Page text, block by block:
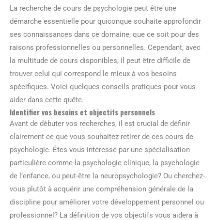
La recherche de cours de psychologie peut être une
démarche essentielle pour quiconque souhaite approfondir
ses connaissances dans ce domaine, que ce soit pour des
raisons professionnelles ou personnelles. Cependant, avec
la multitude de cours disponibles, il peut être difficile de
trouver celui qui correspond le mieux à vos besoins
spécifiques. Voici quelques conseils pratiques pour vous
aider dans cette quête.
Identifier vos besoins et objectifs personnels
Avant de débuter vos recherches, il est crucial de définir
clairement ce que vous souhaitez retirer de ces cours de
psychologie. Êtes-vous intéressé par une spécialisation
particulière comme la psychologie clinique, la psychologie
de l’enfance, ou peut-être la neuropsychologie? Ou cherchez-
vous plutôt à acquérir une compréhension générale de la
discipline pour améliorer votre développement personnel ou
professionnel? La définition de vos objectifs vous aidera à